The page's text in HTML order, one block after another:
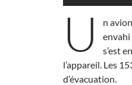
U
n
envahi
s’est
l’appareil. Les
d’évacuation.